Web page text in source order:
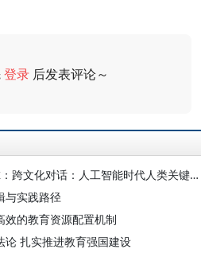
登录 后发表评论～
李永智 安德烈亚斯·施莱歇尔：跨文化对话：人工智能时代人类关键能力的培养
与实践路径
效的教育资源配置机制
论 扎实推进教育强国建设